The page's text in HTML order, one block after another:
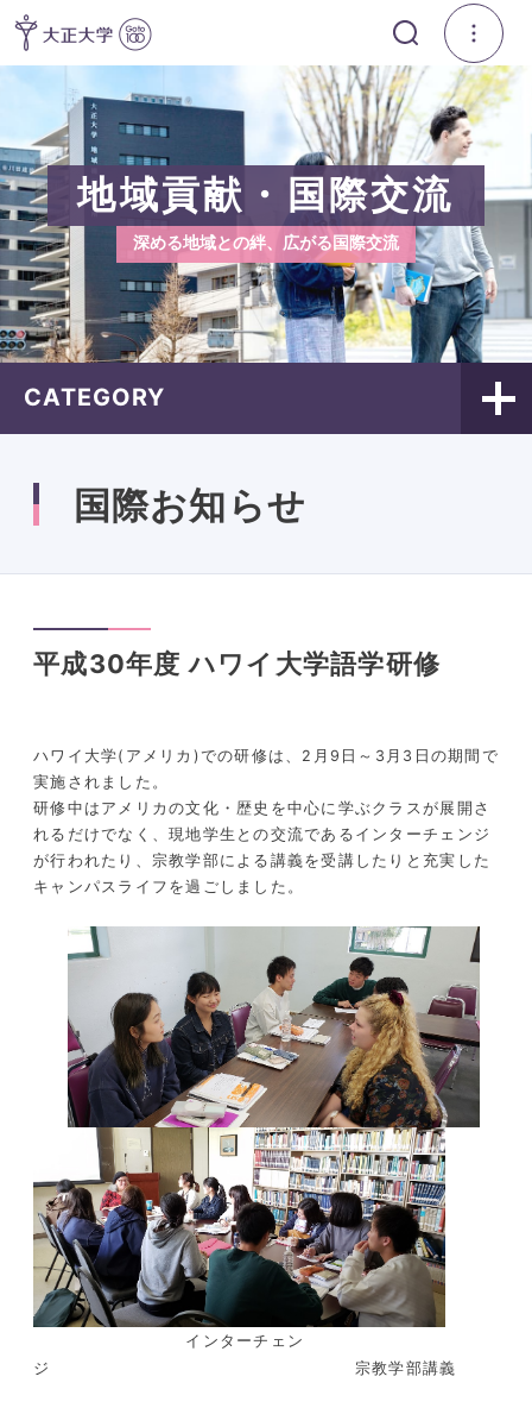
地域貢献・国際交流
深める地域との絆、広がる国際交流
CATEGORY
国際お知らせ
平成30年度 ハワイ大学語学研修
ハワイ大学(アメリカ)での研修は、2月9日～3月3日の期間で
実施されました。
研修中はアメリカの文化・歴史を中心に学ぶクラスが展開さ
れるだけでなく、現地学生との交流であるインターチェンジ
が行われたり、宗教学部による講義を受講したりと充実した
キャンパスライフを過ごしました。
インターチェン
ジ 宗教学部講義